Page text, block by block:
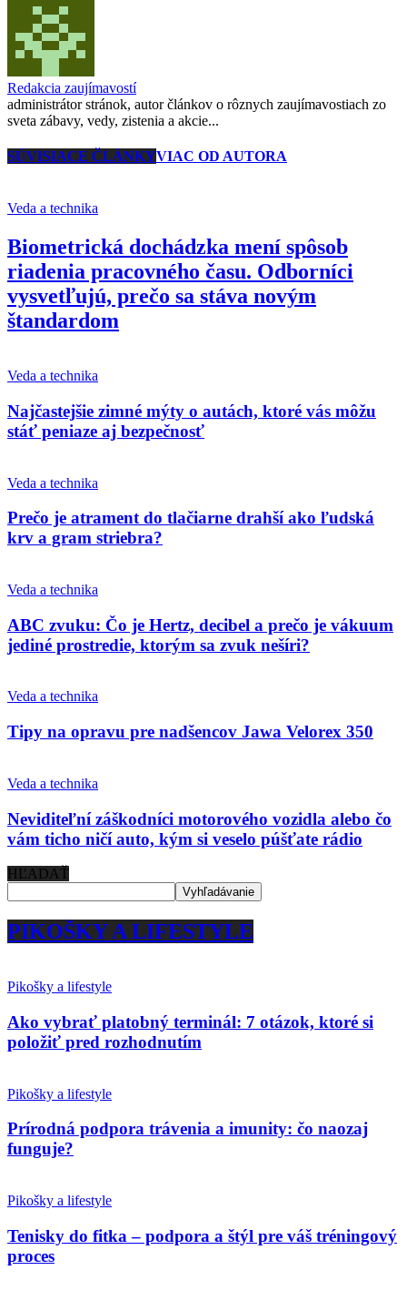
Redakcia zaujímavostí
administrátor stránok, autor článkov o rôznych zaujímavostiach zo
sveta zábavy, vedy, zistenia a akcie...
SÚVISIACE ČLÁNKYVIAC OD AUTORA
Veda a technika
Biometrická dochádzka mení spôsob
riadenia pracovného času. Odborníci
vysvetľujú, prečo sa stáva novým
štandardom
Veda a technika
Najčastejšie zimné mýty o autách, ktoré vás môžu
stáť peniaze aj bezpečnosť
Veda a technika
Prečo je atrament do tlačiarne drahší ako ľudská
krv a gram striebra?
Veda a technika
ABC zvuku: Čo je Hertz, decibel a prečo je vákuum
jediné prostredie, ktorým sa zvuk nešíri?
Veda a technika
Tipy na opravu pre nadšencov Jawa Velorex 350
Veda a technika
Neviditeľní záškodníci motorového vozidla alebo čo
vám ticho ničí auto, kým si veselo púšťate rádio
HĽADAŤ
PIKOŠKY A LIFESTYLE
Pikošky a lifestyle
Ako vybrať platobný terminál: 7 otázok, ktoré si
položiť pred rozhodnutím
Pikošky a lifestyle
Prírodná podpora trávenia a imunity: čo naozaj
funguje?
Pikošky a lifestyle
Tenisky do fitka – podpora a štýl pre váš tréningový
proces